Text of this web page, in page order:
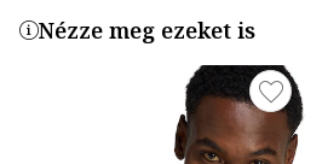
Nézze meg ezeket is